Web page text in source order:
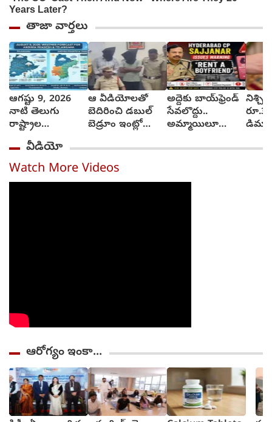
తాజా వార్తలు
ఆగష్టు 9, 2026
నాటి తెలుగు
రాష్ట్రాల
వాతావరణ సూచన
ఎలా వుందంటే..?
ఆ వీడియోలతో
బెదిరించి డబుల్
బెడ్రూం ఇంట్లో
సామూహిక
అత్యాచారం
అద్దెకు బాయ్‌ఫ్రెండ్
సేవలొద్దు..
అమ్మాయిలూ
జాగ్రత్త : సజ్జనార్
రూ.3
వీడియో
Watch More Videos
ఆరోగ్యం ఇంకా...